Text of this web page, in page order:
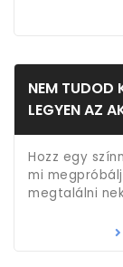
NEM TUDOD
LEGYEN AZ
Hozz egy
mi
megtalálni